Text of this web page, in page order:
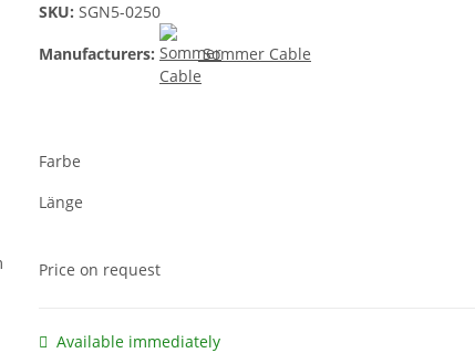
SKU: SGN5-0250
Manufacturers:
Sommer Cable
Farbe
Länge
Price on request
Available immediately